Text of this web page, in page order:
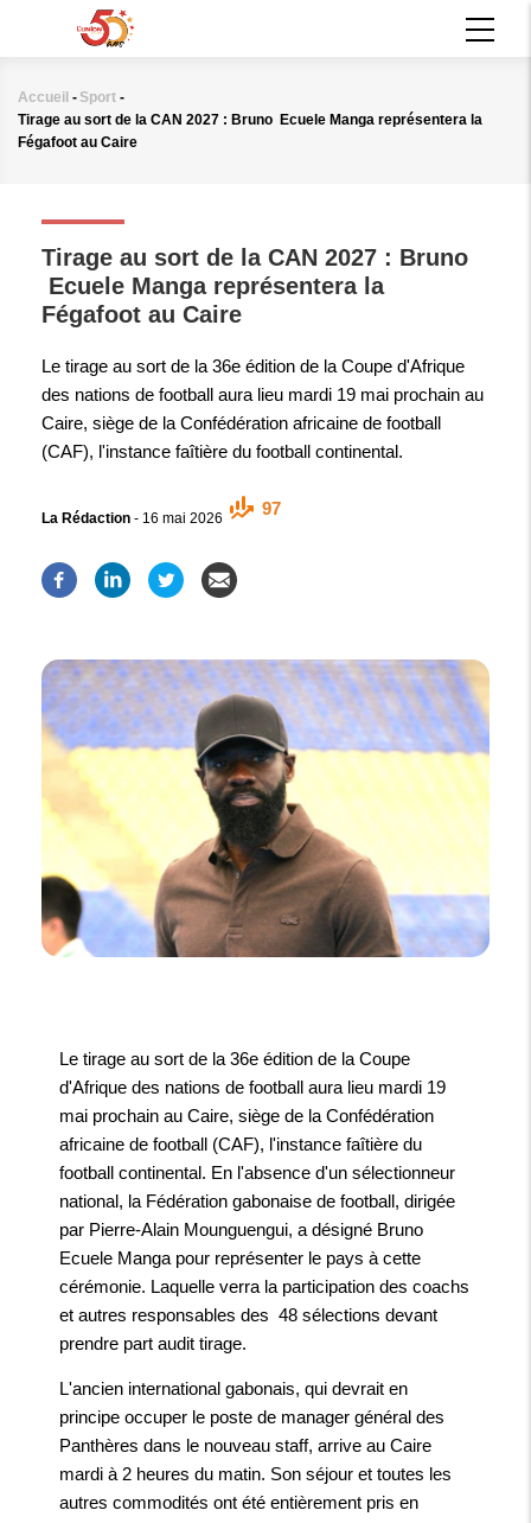
principal
Fil
d'Ariane
Accueil - Sport -
Tirage au sort de la CAN 2027 : Bruno Ecuele Manga représentera la
Fégafoot au Caire
Tirage au sort de la CAN 2027 : Bruno
Ecuele Manga représentera la
Fégafoot au Caire
Le tirage au sort de la 36e édition de la Coupe d'Afrique
des nations de football aura lieu mardi 19 mai prochain au
Caire, siège de la Confédération africaine de football
(CAF), l'instance faîtière du football continental.
La Rédaction - 16 mai 2026
97
Le tirage au sort de la 36e édition de la Coupe
d'Afrique des nations de football aura lieu mardi 19
mai prochain au Caire, siège de la Confédération
africaine de football (CAF), l'instance faîtière du
football continental. En l'absence d'un sélectionneur
national, la Fédération gabonaise de football, dirigée
par Pierre-Alain Mounguengui, a désigné Bruno
Ecuele Manga pour représenter le pays à cette
cérémonie. Laquelle verra la participation des coachs
et autres responsables des 48 sélections devant
prendre part audit tirage.
L'ancien international gabonais, qui devrait en
principe occuper le poste de manager général des
Panthères dans le nouveau staff, arrive au Caire
mardi à 2 heures du matin. Son séjour et toutes les
autres commodités ont été entièrement pris en